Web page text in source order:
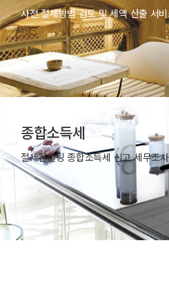
사전 절세방법 검토 및 세액 산출 서
종합소득세
절세컨설팅 종합소득세 신고 세무조